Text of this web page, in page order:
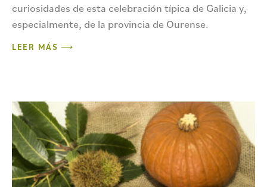
curiosidades de esta celebración típica de Galicia y,
especialmente, de la provincia de Ourense.
LEER MÁS ⟶